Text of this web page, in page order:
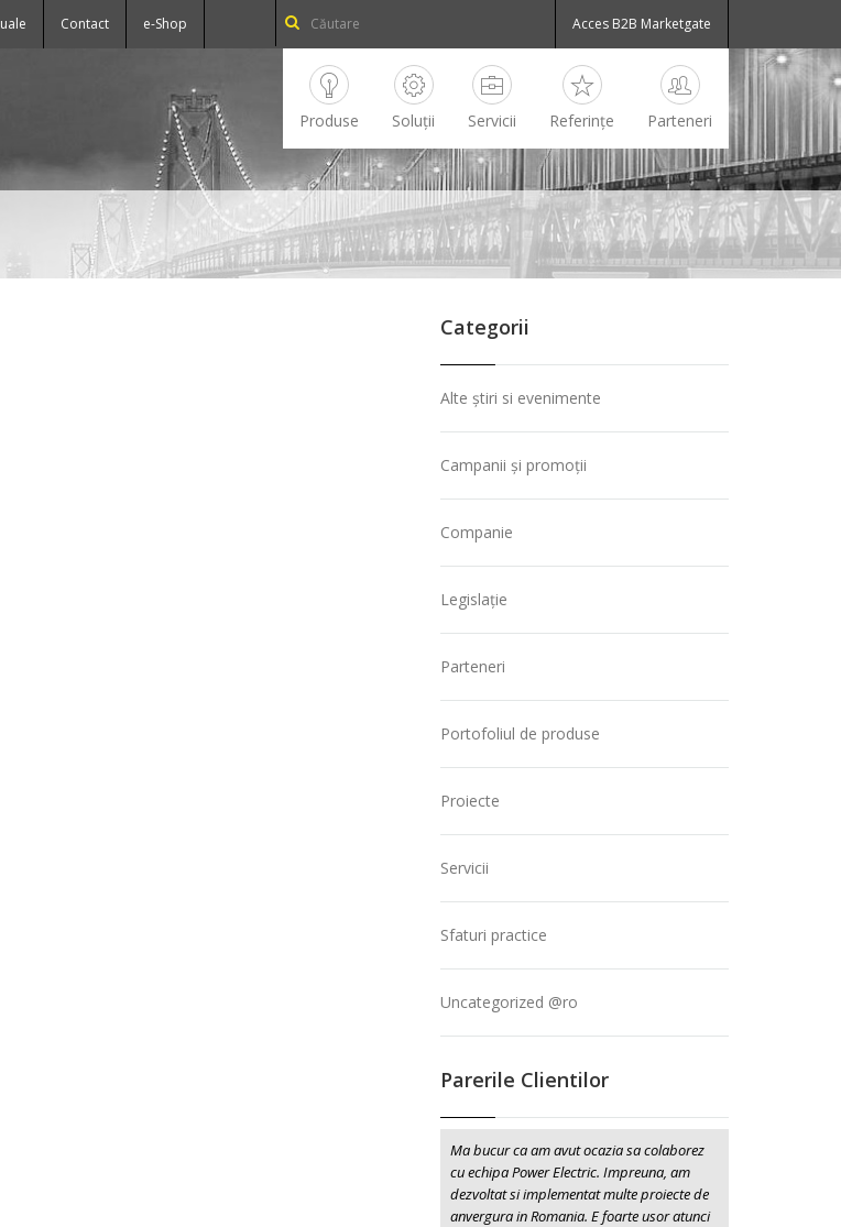
Contact e-Shop Acces B2B Marketgate
Produse Soluții Servicii Referințe Parteneri
Categorii
Alte știri si evenimente
Campanii și promoții
Companie
Legislație
Parteneri
Portofoliul de produse
Proiecte
Servicii
Sfaturi practice
Uncategorized @ro
Parerile Clientilor
Ma bucur ca am avut ocazia sa colaborez
cu echipa Power Electric. Impreuna, am
dezvoltat si implementat multe proiecte de
anvergura in Romania. E foarte usor atunci